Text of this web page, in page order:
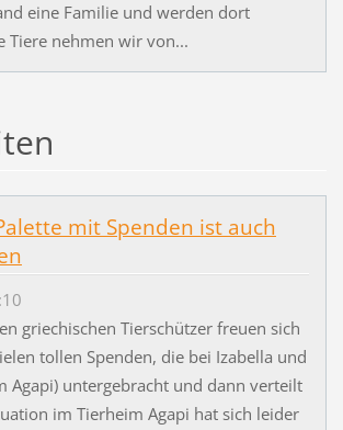
eine Familie und werden dort
Tiere nehmen wir von...
mit Spenden ist auch
griechischen Tierschützer freuen sich
tollen Spenden, die bei Izabella und
Agapi) untergebracht und dann verteilt
im Tierheim Agapi hat sich leider